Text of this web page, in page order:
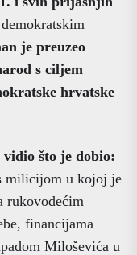
je preuzeo
s ciljem
hrvatske
što je dobio:
milicijom u kojoj je
rukovodećim
financijama
Miloševića u